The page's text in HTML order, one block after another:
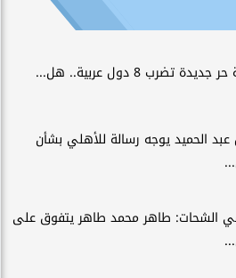
تضرب 8 دول عربية.. هل...
الحميد يوجه رسالة للأهلي بشأن
الشحات: طاهر محمد طاهر يتفوق على